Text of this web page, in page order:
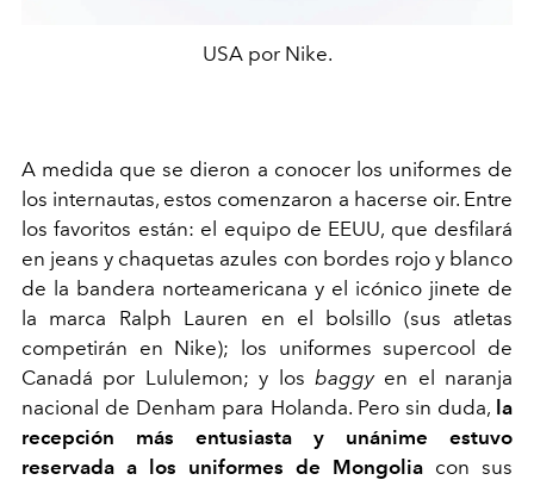
USA por Nike.
A medida que se dieron a conocer los uniformes de
los internautas, estos comenzaron a hacerse oir. Entre
los favoritos están: el equipo de EEUU, que desfilará
en jeans y chaquetas azules con bordes rojo y blanco
de la bandera norteamericana y el icónico jinete de
la marca Ralph Lauren en el bolsillo (sus atletas
competirán en Nike); los uniformes supercool de
Canadá por Lululemon; y los baggyen el naranja
nacional de Denham para Holanda. Pero sin duda, la
recepción más entusiasta y unánime estuvo
reservada a los uniformes de Mongolia con sus